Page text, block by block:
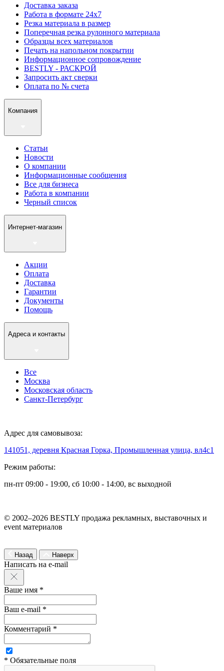
Доставка заказа
Работа в формате 24х7
Резка материала в размер
Поперечная резка рулонного материала
Образцы всех материалов
Печать на напольном покрытии
Информационное сопровождение
BESTLY - РАСКРОЙ
Запросить акт сверки
Оплата по № счета
Компания
Статьи
Новости
О компании
Информационные сообщения
Все для бизнеса
Работа в компании
Черный список
Интернет-магазин
Акции
Оплата
Доставка
Гарантии
Документы
Помощь
Адреса и контакты
Все
Москва
Московская область
Санкт-Петербург
Адрес для самовывоза:
141051, деревня Красная Горка, Промышленная улица, вл4с1
Режим работы:
пн-пт 09:00 - 19:00, сб 10:00 - 14:00, вс выходной
© 2002–2026 BESTLY продажа рекламных, выставочных и
event материалов
Назад Наверх
Написать на e-mail
Ваше имя *
Ваш e-mail *
Комментарий *
* Обязательные поля